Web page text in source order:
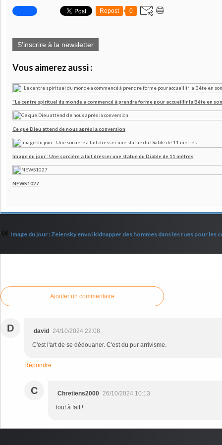
Repost 0
S'inscrire à la newsletter
Vous aimerez aussi :
"Le centre spirituel du monde a commencé à prendre forme pour accueillir la Bête en
Ce que Dieu attend de nous après la conversion
Image du jour : Une sorcière a fait dresser une statue du Diable de 11 mètres
NEWS1027
Ajouter un commentaire
D david
24/10/2024 22:08
C'est l'art de se dédouaner. C'est du pur arrivisme.
Répondre
C Chretiens2000 26/10/2024 10:13
tout à fait !